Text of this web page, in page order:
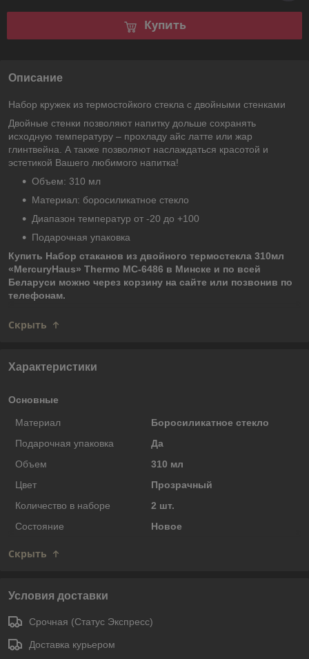
Купить
Описание
Набор кружек из термостойкого стекла с двойными стенками
Двойные стенки позволяют напитку дольше сохранять
исходную температуру – прохладу айс латте или жар
глинтвейна. А также позволяют наслаждаться красотой и
эстетикой Вашего любимого напитка!
Объем: 310 мл
Материал: боросиликатное стекло
Диапазон температур от -20 до +100
Подарочная упаковка
Купить Набор стаканов из двойного термостекла 310мл
«MercuryHaus» Thermo MC-6486 в Минске и по всей
Беларуси можно через корзину на сайте или позвонив по
телефонам.
Скрыть
Характеристики
Основные
Материал
Боросиликатное стекло
Подарочная упаковка
Да
Объем
310 мл
Цвет
Прозрачный
Количество в наборе
2 шт.
Состояние
Новое
Скрыть
Условия доставки
Срочная (Статус Экспресс)
Доставка курьером